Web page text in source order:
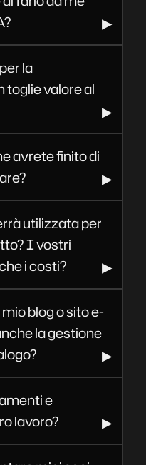
la
toglie valore al
avrete finito di
utilizzata per
I vostri
i costi?
blog o sito e-
la gestione
e
lavoro?